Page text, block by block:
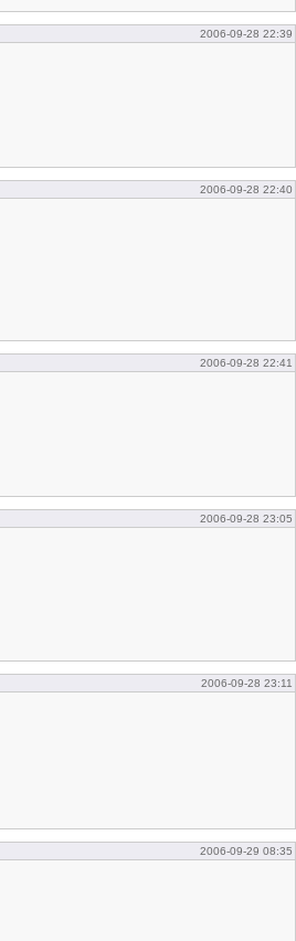
2006-09-28 22:39
2006-09-28 22:40
2006-09-28 22:41
2006-09-28 23:05
2006-09-28 23:11
2006-09-29 08:35